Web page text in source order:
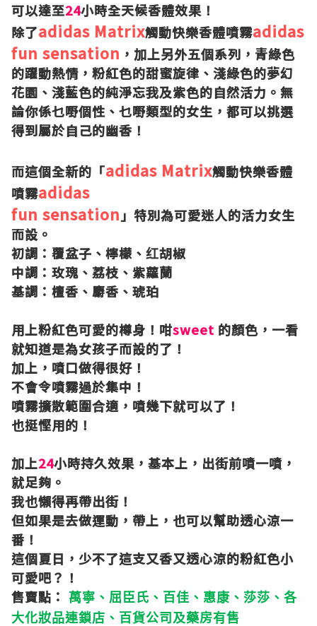
可以達至24小時全天候香體效果！
除了adidas Matrix觸動快樂香體噴霧adidas
fun sensation ，加上另外五個系列，青綠色
的躍動熱情 ，粉紅色的甜蜜旋律 、淺綠色的夢幻
花園 、淺藍色的純淨忘我及紫色的自然活力 。無
論你係乜嘢個性、乜嘢類型的女生，都可以挑選
得到屬於自己的幽香！
而這個全新的「adidas Matrix觸動快樂香體
噴霧adidas
fun sensation 」特別為可愛迷人的活力女生
而設。
初調：覆盆子、檸檬、红胡椒
中調：玫瑰、荔枝、紫蘿蘭
基調：檀香、麝香、琥珀
用上粉紅色可愛的樽身！咁sweet 的顏色，一看
就知道是為女孩子而設的了！
加上，噴口做得很好！
不會令噴霧過於集中！
噴霧擴散範圍合適，噴幾下就可以了！
也挺慳用的！
加上24小時持久效果，基本上，出街前噴一噴，
就足夠。
我也懶得再帶出街！
但如果是去做運動，帶上，也可以幫助透心涼一
番！
這個夏日，少不了這支又香又透心涼的粉紅色小
可愛吧？！
售賣點：
萬寧、屈臣氏、百佳、惠康、莎莎、各
大化妝品連鎖店、百貨公司及藥房有售